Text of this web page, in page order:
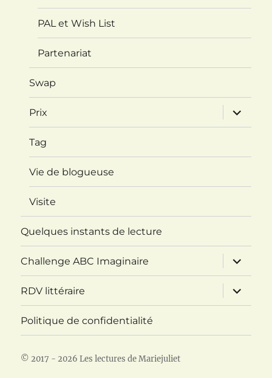
PAL et Wish List
Partenariat
Swap
Prix
ouvrir
le
sous-
Tag
Vie de blogueuse
Visite
Quelques instants de lecture
Challenge ABC Imaginaire
ouvrir
le
sous-
menu
RDV littéraire
ouvrir
le
sous-
Politique de confidentialité
© 2017 - 2026 Les lectures de Mariejuliet